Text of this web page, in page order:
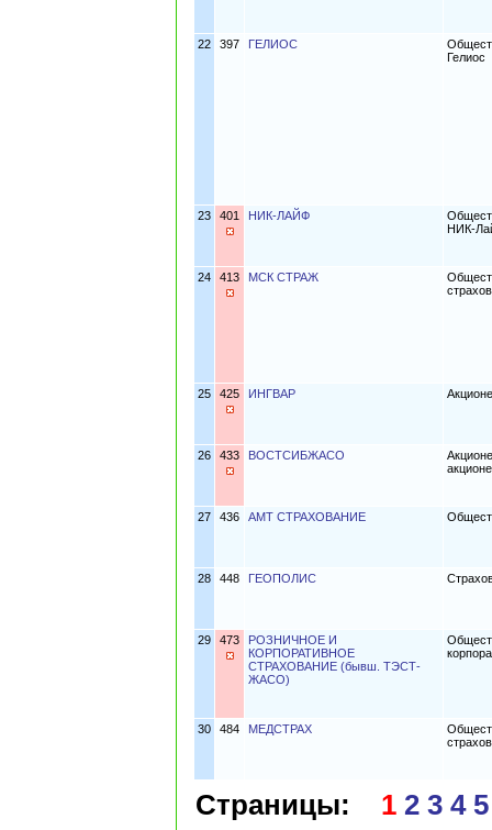
22 397 ГЕЛИОС
Гелиос
23 401 НИК-ЛАЙФ
НИК-
24 413 МСК СТРАЖ
25 425 ИНГВАР
26 433 ВОСТСИБЖАСО
27 436 АМТ СТРАХОВАНИЕ
28 448 ГЕОПОЛИС
29 473
РОЗНИЧНОЕ И
КОРПОРАТИВНОЕ
СТРАХОВАНИЕ (бывш. ТЭСТ-
ЖАСО)
30 484 МЕДСТРАХ
Страницы: 1 2 3 4 5